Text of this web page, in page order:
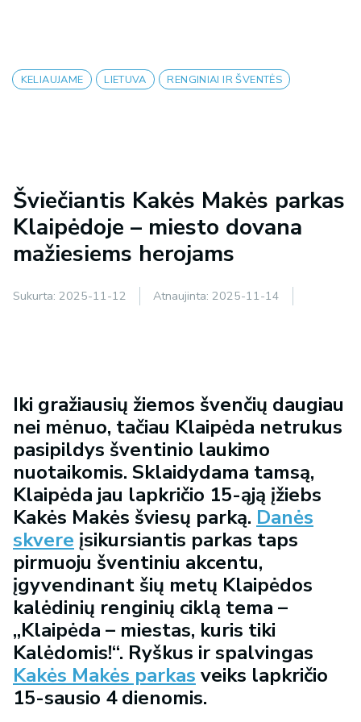
KELIAUJAME LIETUVA RENGINIAI IR ŠVENTĖS
Šviečiantis Kakės Makės parkas
Klaipėdoje – miesto dovana
mažiesiems herojams
Sukurta: 2025-11-12 Atnaujinta: 2025-11-14
Iki gražiausių žiemos švenčių daugiau
nei mėnuo, tačiau Klaipėda netrukus
pasipildys šventinio laukimo
nuotaikomis. Sklaidydama tamsą,
Klaipėda jau lapkričio 15-ąją įžiebs
Kakės Makės šviesų parką. Danės
skvere įsikursiantis parkas taps
pirmuoju šventiniu akcentu,
įgyvendinant šių metų Klaipėdos
kalėdinių renginių ciklą tema –
„Klaipėda – miestas, kuris tiki
Kalėdomis!“. Ryškus ir spalvingas
Kakės Makės parkas veiks lapkričio
15-sausio 4 dienomis.